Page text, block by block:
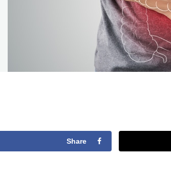
Share